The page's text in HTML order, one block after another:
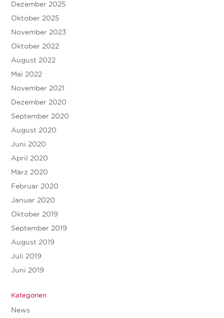
Dezember 2025
Oktober 2025
November 2023
Oktober 2022
August 2022
Mai 2022
November 2021
Dezember 2020
September 2020
August 2020
Juni 2020
April 2020
März 2020
Februar 2020
Januar 2020
Oktober 2019
September 2019
August 2019
Juli 2019
Juni 2019
Kategorien
News